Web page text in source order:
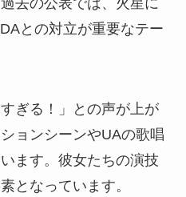
去の公表では、火星に
との対立が重要なテー
ぎる！」との声が上が
ョンシーンやUAの歌唱
ます。彼女たちの演技
となっています。